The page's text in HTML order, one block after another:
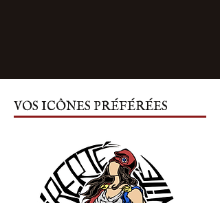
VOS ICÔNES PRÉFÉRÉES